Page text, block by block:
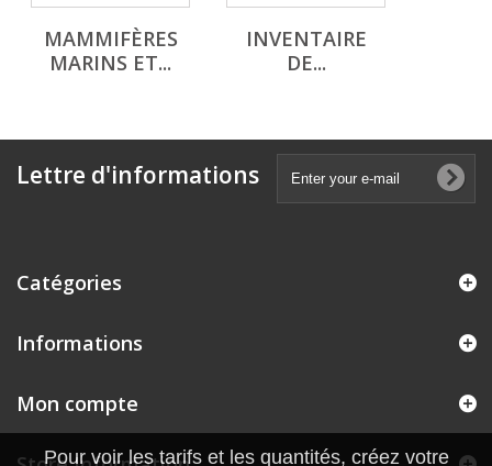
Pour voir les tarifs et les quantités, créez votre
MAMMIFÈRES
MARINS ET...
INVENTAIRE
DE...
Lettre d'informations
Catégories
Informations
Mon compte